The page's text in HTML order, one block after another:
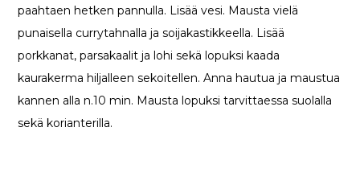
paahtaen hetken pannulla. Lisää vesi. Mausta vielä
punaisella currytahnalla ja soijakastikkeella. Lisää
porkkanat, parsakaalit ja lohi sekä lopuksi kaada
kaurakerma hiljalleen sekoitellen. Anna hautua ja maustua
kannen alla n.10 min. Mausta lopuksi tarvittaessa suolalla
sekä korianterilla.